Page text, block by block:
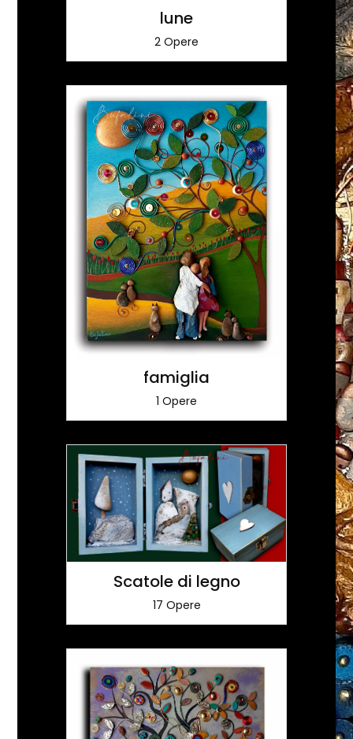
lune
2 Opere
famiglia
1 Opere
Scatole di legno
17 Opere